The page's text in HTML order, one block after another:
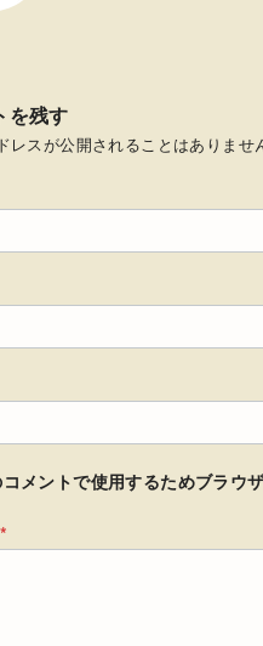
を残す
レスが公開されることはありませ
メントで使用するためブラウ
*